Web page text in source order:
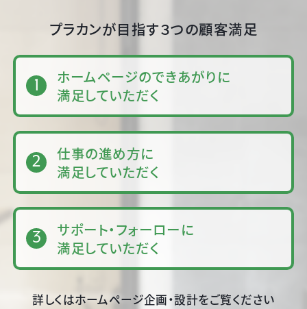
プラカンが目指す３つの顧客満足
ホームページのできあがりに
満足していただく
仕事の進め方に
満足していただく
サポート・フォーローに
満足していただく
詳しくはホームページ企画・設計をご覧ください